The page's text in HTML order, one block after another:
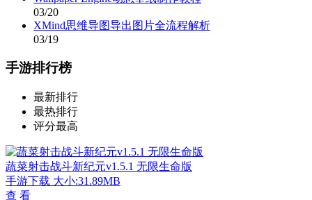
查 看
相关文章
更多+
UC浏览器历史痕迹恢复方法
06/27
米游社通行证邮箱解绑步骤详解
06/12
支付宝自动扣费功能关闭教程
04/30
Flash中心运行异常解决方法
04/18